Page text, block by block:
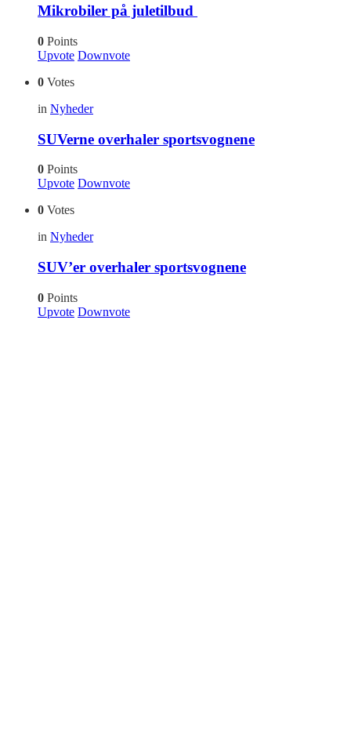
Mikrobiler på juletilbud
0 Points
Upvote Downvote
0 Votes
in Nyheder
SUVerne overhaler sportsvognene
0 Points
Upvote Downvote
0 Votes
in Nyheder
SUV’er overhaler sportsvognene
0 Points
Upvote Downvote